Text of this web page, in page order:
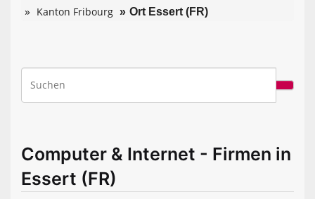
Kanton Fribourg
Ort Essert (FR)
Computer & Internet - Firmen in
Essert (FR)